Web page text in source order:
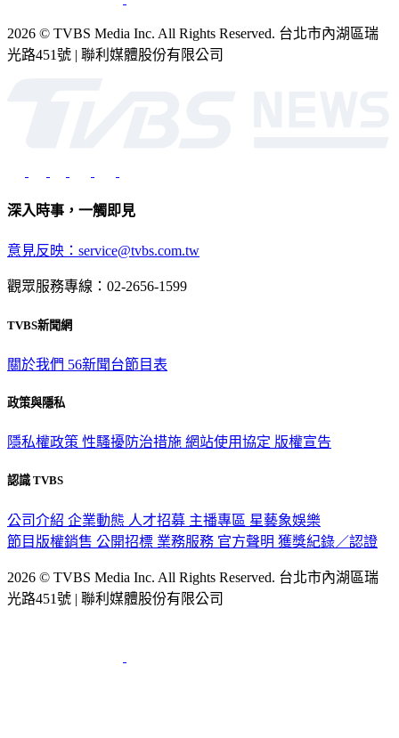
2026 © TVBS Media Inc. All Rights Reserved. 台北市內湖區瑞
光路451號 | 聯利媒體股份有限公司
深入時事，一觸即見
意見反映：service@tvbs.com.tw
觀眾服務專線：02-2656-1599
TVBS新聞網
關於我們 56新聞台節目表
政策與隱私
隱私權政策 性騷擾防治措施 網站使用協定 版權宣告
認識 TVBS
公司介紹 企業動態 人才招募 主播專區 星藝象娛樂
節目版權銷售 公開招標 業務服務 官方聲明 獲獎紀錄／認證
2026 © TVBS Media Inc. All Rights Reserved. 台北市內湖區瑞
光路451號 | 聯利媒體股份有限公司